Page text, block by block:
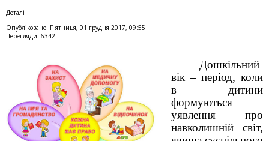
Деталі
Опубліковано: П'ятниця, 01 грудня 2017, 09:55
Перегляди: 6342
Дошкільний
вік – період, коли
в дитини
формуються
уявлення про
навколишній світ,